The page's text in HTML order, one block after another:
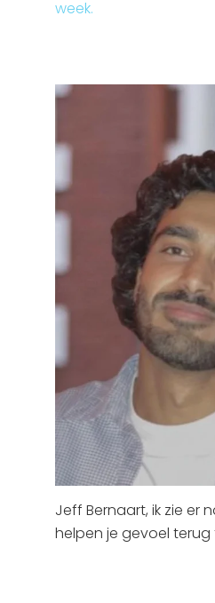
week.
Jeff Bernaart, ik zie er
helpen je gevoel terug